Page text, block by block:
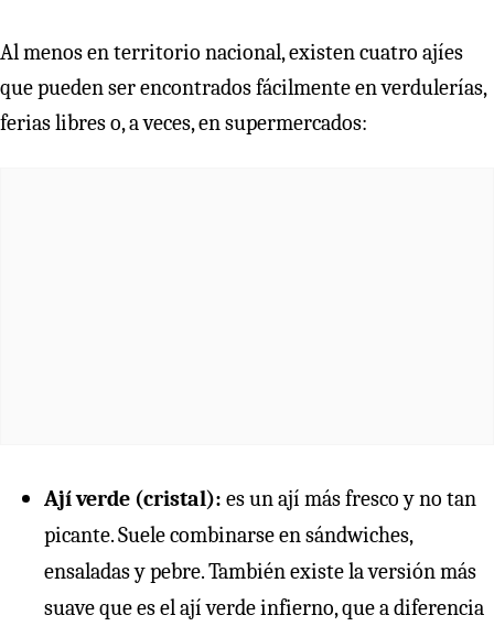
Al menos en territorio nacional, existen cuatro ajíes
que pueden ser encontrados fácilmente en verdulerías,
ferias libres o, a veces, en supermercados:
Ají verde (cristal): es un ají más fresco y no tan
picante. Suele combinarse en sándwiches,
ensaladas y pebre. También existe la versión más
suave que es el ají verde infierno, que a diferencia